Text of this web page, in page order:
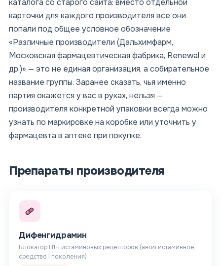
каталога со старого сайта: вместо отдельной
карточки для каждого производителя все они
попали под общее условное обозначение
«Различные производители (Дальхимфарм,
Московская фармацевтическая фабрика, Renewal и
др.)» — это не единая организация, а собирательное
название группы. Заранее сказать, чья именно
партия окажется у вас в руках, нельзя —
производителя конкретной упаковки всегда можно
узнать по маркировке на коробке или уточнить у
фармацевта в аптеке при покупке.
Препараты производителя
Дифенгидрамин
Блокатор H1-гистаминовых рецепторов (антигистаминное
средство I поколения)